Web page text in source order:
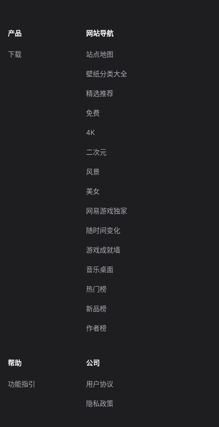
产品
下载
网站导航
站点地图
壁纸分类大全
精选推荐
免费
4K
二次元
风景
美女
网易游戏独家
随时间变化
游戏成就墙
音乐桌面
热门榜
新品榜
作者榜
帮助
功能指引
公司
用户协议
隐私政策